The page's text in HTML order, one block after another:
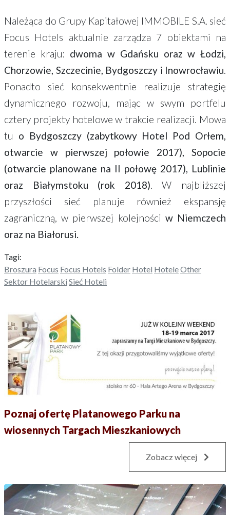
Należąca do Grupy Kapitałowej IMMOBILE S.A. sieć
Focus Hotels aktualnie zarządza 7 obiektami na
terenie kraju: dwoma w Gdańsku oraz w Łodzi,
Chorzowie, Szczecinie, Bydgoszczy i Inowrocławiu.
Ponadto sieć konsekwentnie realizuje strategię
dynamicznego rozwoju, mając w swym portfelu
cztery projekty hotelowe w trakcie realizacji. Mowa
tu o Bydgoszczy (zabytkowy Hotel Pod Orłem,
otwarcie w pierwszej połowie 2017), Sopocie
(otwarcie planowane na II połowę 2017), Lublinie
oraz Białymstoku (rok 2018). W najbliższej
przyszłości sieć planuje również ekspansję
zagraniczną, w pierwszej kolejności w Niemczech
oraz na Białorusi.
Tagi:
Broszura Focus Focus Hotels Folder Hotel HoteleOther
Sektor Hotelarski Sieć Hoteli
Poznaj ofertę Platanowego Parku na
wiosennych Targach Mieszkaniowych
Zobacz więcej